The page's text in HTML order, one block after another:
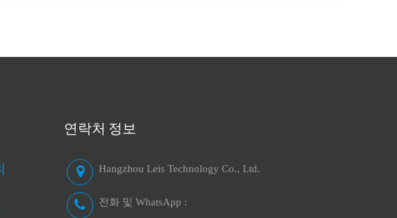
연락처 정보
Hangzhou Leis Technology Co., Ltd.
전화 및 WhatsApp :
뢰할 수있는 디지털 혈압계 공급 업체는 어디에서 찾을
수 있습니까?
- 19 - 2025
지털 혈압계의 개요 디지털 혈압계는 현
대량 할인을 제공하는 디지털 온도계